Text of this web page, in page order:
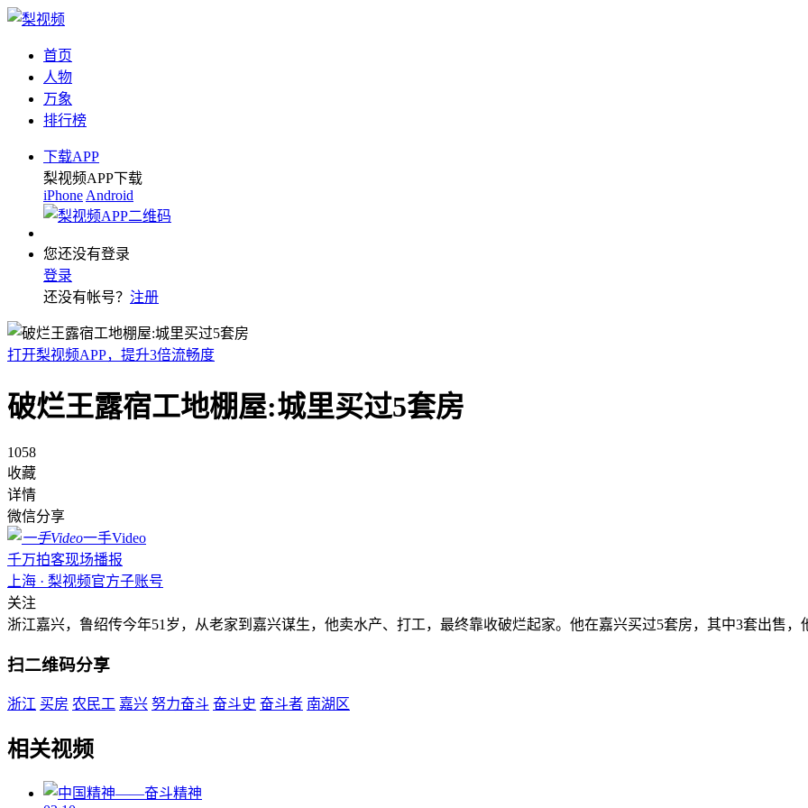
首页
人物
万象
排行榜
下载APP
梨视频APP下载
iPhone Android
您还没有登录
登录
还没有帐号？ 注册
打开梨视频APP，提升3倍流畅度
破烂王露宿工地棚屋:城里买过5套房
1058
收藏
详情
微信分享
一手Video
千万拍客现场播报
上海 · 梨视频官方子账号
关注
浙江嘉兴，鲁绍传今年51岁，从老家到嘉兴谋生，他卖水产、打工，最终靠收破烂起家。他在嘉兴买过5套房，其中3套出售，
扫二维码分享
浙江 买房 农民工 嘉兴 努力奋斗 奋斗史 奋斗者 南湖区
相关视频